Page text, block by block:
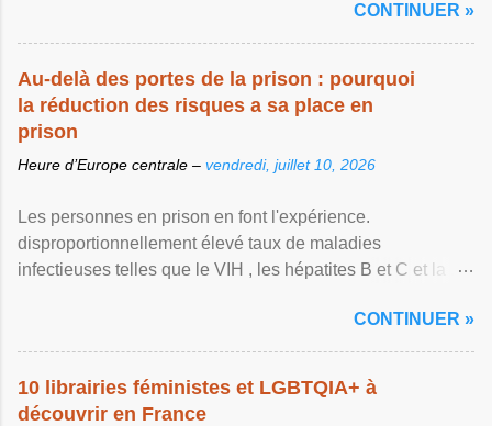
CONTINUER »
Au-delà des portes de la prison : pourquoi
la réduction des risques a sa place en
prison
Heure d’Europe centrale – vendredi, juillet 10, 2026
Les personnes en prison en font l'expérience.
disproportionnellement élevé taux de maladies
infectieuses telles que le VIH , les hépatites B et C et la ...
CONTINUER »
10 librairies féministes et LGBTQIA+ à
découvrir en France